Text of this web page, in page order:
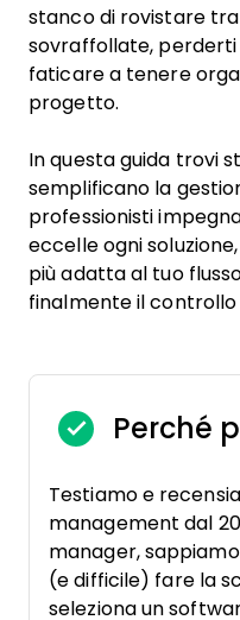
stanco di rovistare
sovraffollate,
faticare a tenere
progetto.
In questa guida trovi
semplificano la
professionisti
eccelle ogni
più adatta al tuo
finalmente il controllo
Perché
Testiamo e
management dal
manager,
(e difficile) fare la
seleziona un